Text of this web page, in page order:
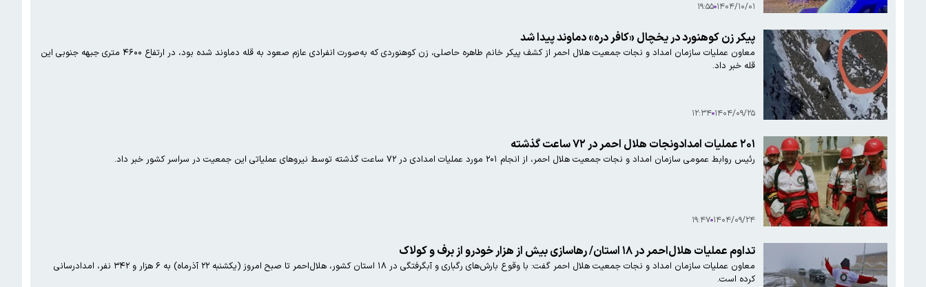
۱۴۰۴/۱۰/۰۱ ۱۹:۵۵
پیکر زن کوهنورد در یخچال «کافر دره» دماوند پیدا شد
معاون عملیات سازمان امداد و نجات جمعیت هلال احمر از کشف پیکر خانم طاهره حاصلی، زن کوهنوردی که به‌صورت انفرادی عازم صعود به قله دماوند شده بود، در ارتفاع ۴۶۰۰ متری جبهه جنوبی این
قله خبر داد.
۱۴۰۴/۰۹/۲۵ ۱۲:۳۴
۲۰۱ عملیات امدادونجات هلال احمر در ۷۲ ساعت گذشته
رئیس روابط عمومی سازمان امداد و نجات جمعیت هلال احمر، از انجام ۲۰۱ مورد عملیات امدادی در ۷۲ ساعت گذشته توسط نیروهای عملیاتی این جمعیت در سراسر کشور خبر داد.
۱۴۰۴/۰۹/۲۴ ۱۹:۴۷
تداوم عملیات هلال‌احمر در ۱۸ استان/ رهاسازی بیش از هزار خودرو از برف و کولاک
معاون عملیات سازمان امداد و نجات جمعیت هلال احمر گفت: با وقوع بارش‌های رگباری و آبگرفتگی در ۱۸ استان کشور، هلال‌احمر تا صبح امروز (یکشنبه ۲۲ آذرماه) به ۶ هزار و ۳۴۲ نفر، امدادرسانی
کرده است.